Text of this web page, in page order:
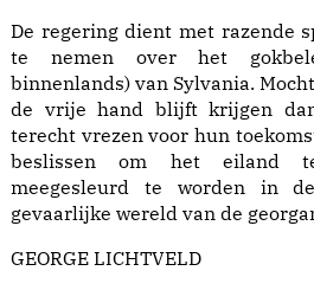
De regering dient met razende
te nemen over het
binnenlands) van Sylvania.
de vrije hand blijft krijgen
terecht vrezen voor hun
beslissen om het eiland
meegesleurd te worden in
gevaarlijke wereld van de
GEORGE LICHTVELD